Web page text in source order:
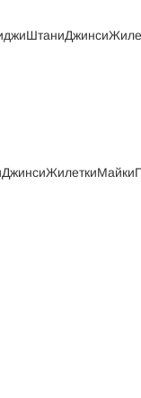
ШтаниДжинси
ДжинсиЖилеткиМайки